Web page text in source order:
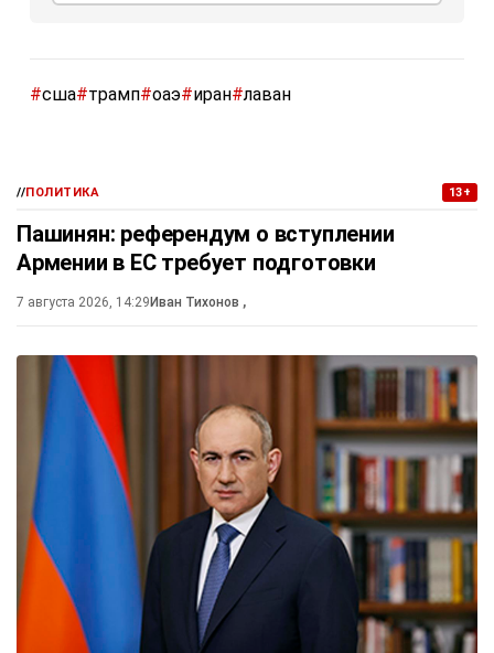
#сша#трамп#оаэ#иран#лаван
//ПОЛИТИКА 13+
Пашинян: референдум о вступлении
Армении в ЕС требует подготовки
7 августа 2026, 14:29Иван Тихонов ,